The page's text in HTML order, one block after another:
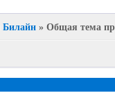
Билайн »Общая тема